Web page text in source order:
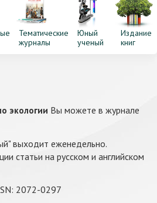
Тематические
журналы
Юный
ученый
Издание
книг
экологии Вы можете в журнале
выходит еженедельно.
статьи на русском и английском
2072-0297